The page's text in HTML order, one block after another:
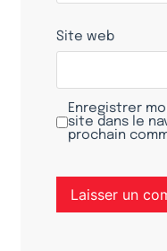
Site web
Enregistrer
site dans le
prochain